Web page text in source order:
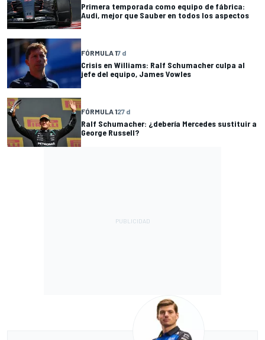
Primera temporada como equipo de fábrica:
Audi, mejor que Sauber en todos los aspectos
FÓRMULA 17 d
Crisis en Williams: Ralf Schumacher culpa al
jefe del equipo, James Vowles
FÓRMULA 127 d
Ralf Schumacher: ¿debería Mercedes sustituir a
George Russell?